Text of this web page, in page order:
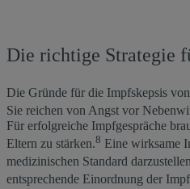
Die richtige Strategie
Die Gründe für die Impfskepsis
Sie reichen von Angst vor
Für erfolgreiche Impfgespräche
Eltern zu stärken.8 Eine wirksame
medizinischen Standard
entsprechende Einordnung der